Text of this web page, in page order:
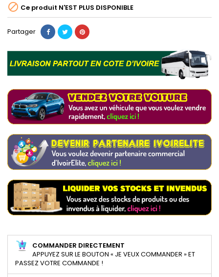
 Ce produit N'EST PLUS DISPONIBLE
Partager
COMMANDER DIRECTEMENT
APPUYEZ SUR LE BOUTON « JE VEUX COMMANDER » ET
PASSEZ VOTRE COMMANDE !